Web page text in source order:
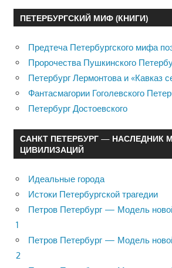
ПЕТЕРБУРГСКИЙ МИФ (КНИГИ)
Предтеча Петербургского мифа
Пророчества Пушкинского
Петербург Лермонтова и «Кавказ
Фантасмагории Гоголевского
Петербург Достоевского
САНКТ ПЕТЕРБУРГ — НАСЛЕДНИК
ЦИВИЛИЗАЦИЙ
Идеальные города
Истоки Петербургской трагедии
Петров Петербург — Модель
1
Петров Петербург — Модель
2